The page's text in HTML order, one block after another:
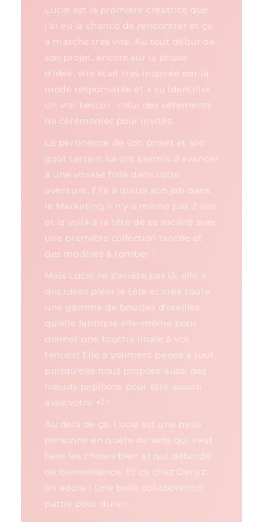
Lucie est la première créatrice que
j'ai eu la chance de rencontrer et ça
a matché très vite. Au tout début de
son projet, encore sur la phase
d'idée, elle était très inspirée par la
mode responsable et a su identifier
un vrai besoin : celui des vêtements
de cérémonies pour invités.
La pertinence de son projet et son
goût certain lui ont permis d'avancer
à une vitesse folle dans cette
aventure. Elle a quitté son job dans
le Marketing il n'y a même pas 2 ans
et la voilà à la tête de sa société avec
une première collection lancée et
des modèles à tomber !
Mais Lucie ne s'arrête pas là, elle a
des idées plein la tête et créé toute
une gamme de boucles d'oreilles
qu'elle fabrique elle-même pour
donner une touche finale à vos
tenues! Elle a vraiment pensé à tout
puisqu'elle nous propose aussi des
nœuds papillons pour être assorti
avec votre +1 !
Au delà de ça, Lucie est une belle
personne en quête de sens qui veut
faire les choses bien et qui déborde
de bienveillance. Et ça chez Denyz,
on adore ! Une belle collaboration
partie pour durer...